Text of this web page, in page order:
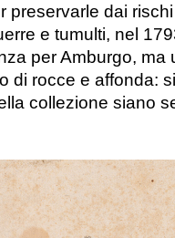
preservarle dai
e tumulti, nel
per Amburgo,
di rocce e affonda:
collezione siano